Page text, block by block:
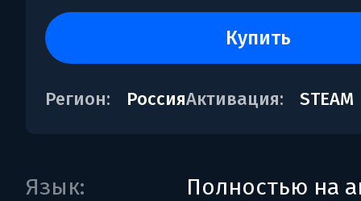
купить
Регион: РоссияАктивация: STEAM
Язык:
Полностью на